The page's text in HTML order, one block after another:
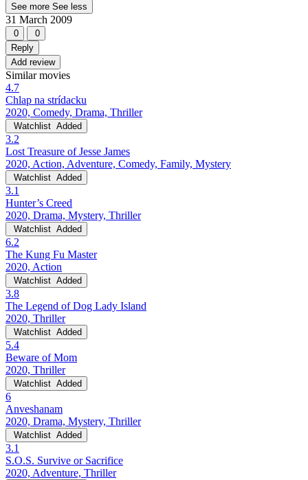
See more See less
31 March 2009
0
0
Reply
Add review
Similar movies
4.7
Chlap na strídacku
2020, Comedy, Drama, Thriller
Watchlist Added
3.2
Lost Treasure of Jesse James
2020, Action, Adventure, Comedy, Family, Mystery
Watchlist Added
3.1
Hunter’s Creed
2020, Drama, Mystery, Thriller
Watchlist Added
6.2
The Kung Fu Master
2020, Action
Watchlist Added
3.8
The Legend of Dog Lady Island
2020, Thriller
Watchlist Added
5.4
Beware of Mom
2020, Thriller
Watchlist Added
6
Anveshanam
2020, Drama, Mystery, Thriller
Watchlist Added
3.1
S.O.S. Survive or Sacrifice
2020, Adventure, Thriller